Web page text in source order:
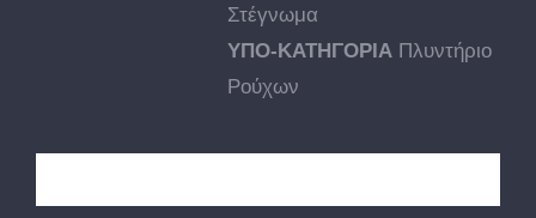
Στέγνωμα
ΥΠΟ-ΚΑΤΗΓΟΡΙΑ Πλυντήριο
Ρούχων